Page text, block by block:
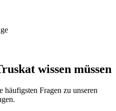
wissen müssen
Fragen zu unseren